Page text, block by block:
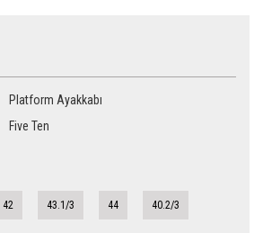
Platform Ayakkabı
Five Ten
42 43.1/3 44 40.2/3